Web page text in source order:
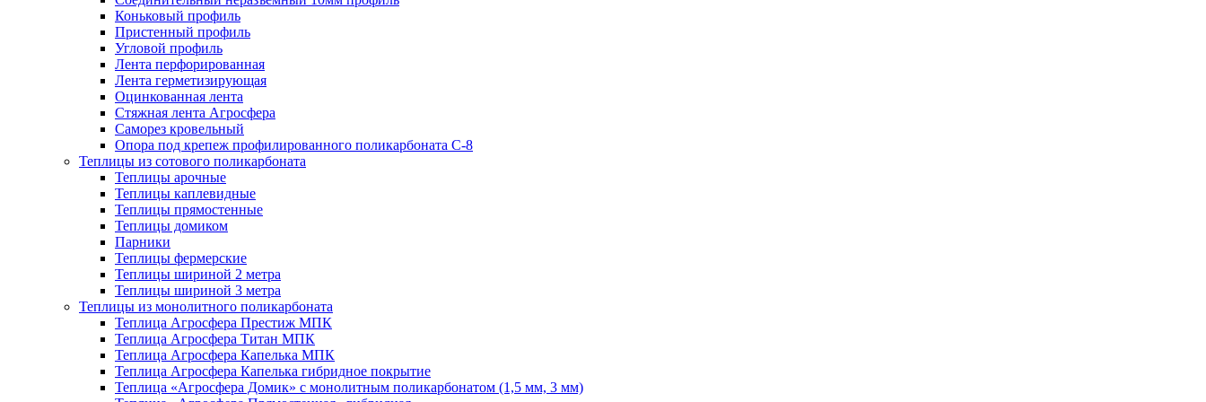
Коньковый профиль
Пристенный профиль
Угловой профиль
Лента перфорированная
Лента герметизирующая
Оцинкованная лента
Стяжная лента Агросфера
Саморез кровельный
Опора под крепеж профилированного поликарбоната С-8
Теплицы из сотового поликарбоната
Теплицы арочные
Теплицы каплевидные
Теплицы прямостенные
Теплицы домиком
Парники
Теплицы фермерские
Теплицы шириной 2 метра
Теплицы шириной 3 метра
Теплицы из монолитного поликарбоната
Теплица Агросфера Престиж МПК
Теплица Агросфера Титан МПК
Теплица Агросфера Капелька МПК
Теплица Агросфера Капелька гибридное покрытие
Теплица «Агросфера Домик» с монолитным поликарбонатом (1,5 мм, 3 мм)